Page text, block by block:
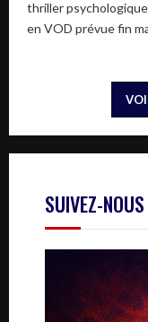
thriller
en VOD prévue fin
SUIVEZ-NOUS